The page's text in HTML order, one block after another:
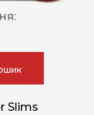
Slims